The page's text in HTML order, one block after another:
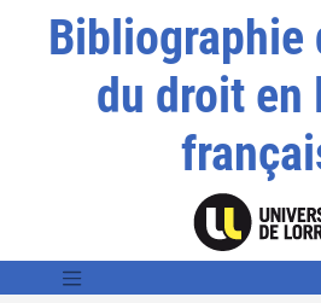
Bibliographie
du droit en